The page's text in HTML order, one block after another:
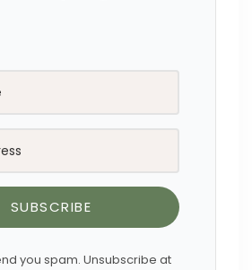
SUBSCRIBE
you spam. Unsubscribe at